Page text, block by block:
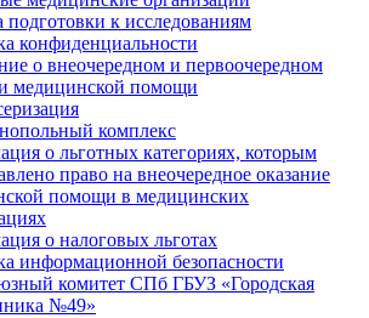
подготовки к исследованиям
конфиденциальности
о внеочередном и первоочередном
медицинской помощи
комплекс
о льготных категориях, которым
право на внеочередное оказание
помощи в медицинских
о налоговых льготах
информационной безопасности
комитет СПб ГБУЗ «Городская
№49»